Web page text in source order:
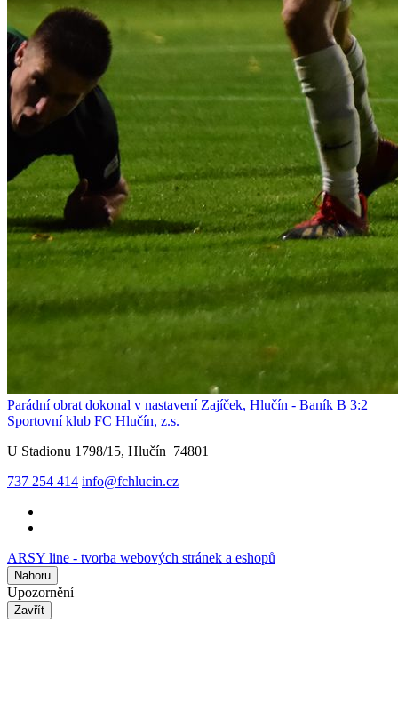
Parádní obrat dokonal v nastavení Zajíček, Hlučín - Baník B 3:2
Sportovní klub FC Hlučín, z.s.
U Stadionu 1798/15, Hlučín 74801
737 254 414 info@fchlucin.cz
ARSY line - tvorba webových stránek a eshopů
Nahoru
Upozornění
Zavřít